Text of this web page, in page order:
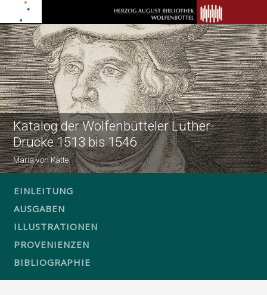
Katalog der Wolfenbütteler Luther-
Drucke 1513 bis 1546
Maria von Katte
EINLEITUNG
AUSGABEN
ILLUSTRATIONEN
PROVENIENZEN
BIBLIOGRAPHIE